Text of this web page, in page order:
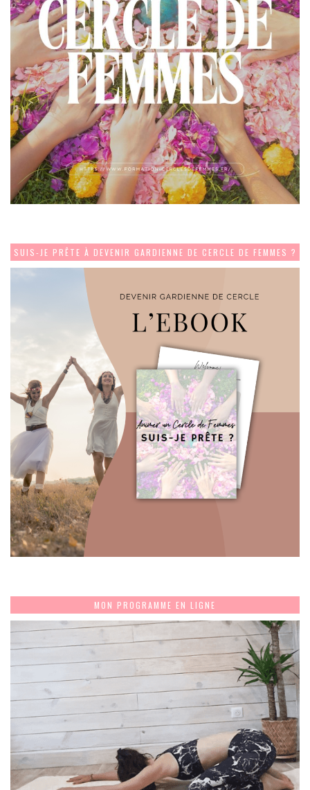
SUIS-JE PRÊTE À DEVENIR GARDIENNE DE CERCLE DE FEMMES ?
MON PROGRAMME EN LIGNE